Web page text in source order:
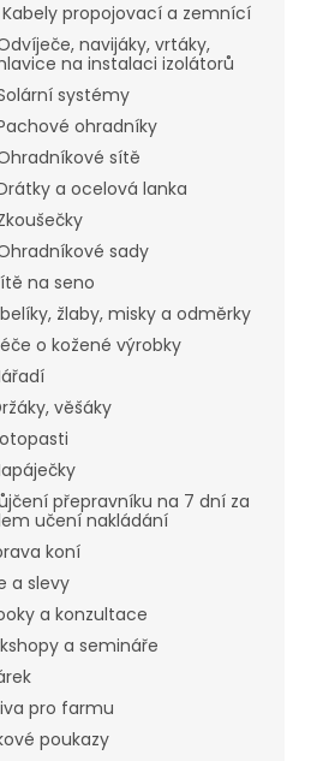
Kabely propojovací a zemnící
navijáky, vrtáky,
na instalaci izolátorů
systémy
ohradníky
sítě
a ocelová lanka
sady
na seno
žlaby, misky a odměrky
o kožené výrobky
věšáky
přepravníku na 7 dní za
učení nakládání
koní
a slevy
a konzultace
a semináře
pro farmu
poukazy